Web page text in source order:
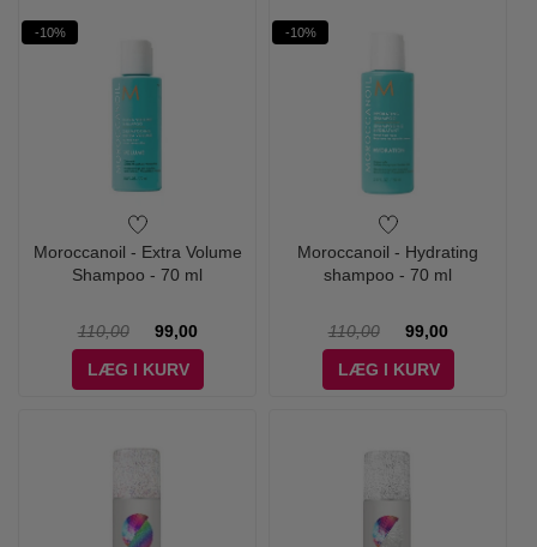
-10%
Moroccanoil - Extra Volume
Shampoo - 70 ml
110,00
99,00
LÆG I KURV
-10%
Moroccanoil - Hydrating
shampoo - 70 ml
110,00
99,00
LÆG I KURV